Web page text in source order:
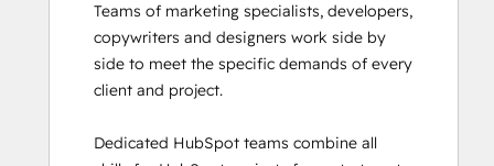
Certification
HubSpot Marketing Software
HubSpot Reporting
HubSpot Sales Hub Software
HubSpot Solutions Partner
Teams of marketing specialists, developers,
copywriters and designers work side by
side to meet the specific demands of every
client and project.
Dedicated HubSpot teams combine all